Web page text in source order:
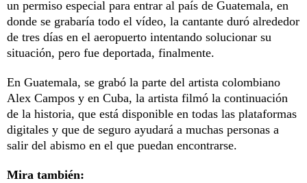
un permiso especial para entrar al país de Guatemala, en
donde se grabaría todo el vídeo, la cantante duró alrededor
de tres días en el aeropuerto intentando solucionar su
situación, pero fue deportada, finalmente.
En Guatemala, se grabó la parte del artista colombiano
Alex Campos y en Cuba, la artista filmó la continuación
de la historia, que está disponible en todas las plataformas
digitales y que de seguro ayudará a muchas personas a
salir del abismo en el que puedan encontrarse.
Mira también: